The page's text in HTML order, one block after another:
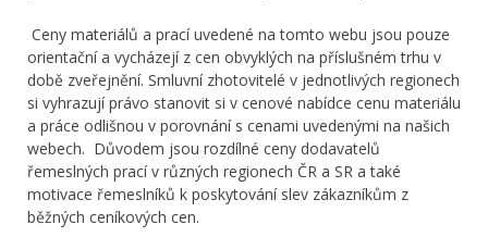
Ceny materiálů a prací uvedené na tomto webu jsou pouze
orientační a vycházejí z cen obvyklých na příslušném trhu v
době zveřejnění. Smluvní zhotovitelé v jednotlivých regionech
si vyhrazují právo stanovit si v cenové nabídce cenu materiálu
a práce odlišnou v porovnání s cenami uvedenými na našich
webech. Důvodem jsou rozdílné ceny dodavatelů
řemeslných prací v různých regionech ČR a SR a také
motivace řemeslníků k poskytování slev zákazníkům z
běžných ceníkových cen.